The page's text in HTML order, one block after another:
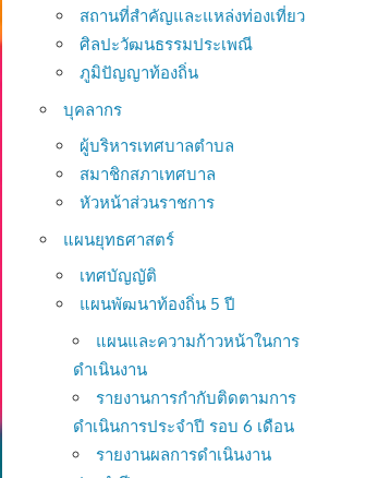
สถานที่สำคัญและแหล่งท่องเที่ยว
ศิลปะวัฒนธรรมประเพณี
ภูมิปัญญาท้องถิ่น
บุคลากร
ผู้บริหารเทศบาลตำบล
สมาชิกสภาเทศบาล
หัวหน้าส่วนราชการ
แผนยุทธศาสตร์
เทศบัญญัติ
แผนพัฒนาท้องถิ่น 5 ปี
แผนและความก้าวหน้าในการ
ดำเนินงาน
รายงานการกำกับติดตามการ
ดำเนินการประจำปี รอบ 6 เดือน
รายงานผลการดำเนินงาน